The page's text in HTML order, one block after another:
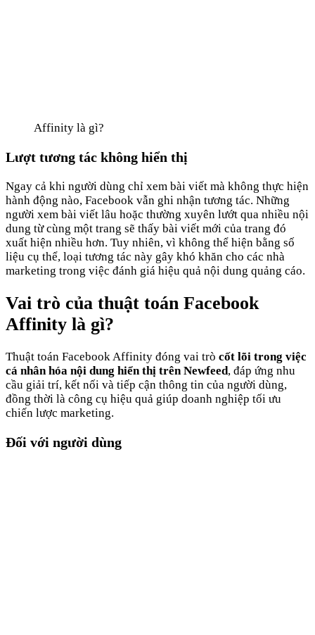
Affinity là gì?
Lượt tương tác không hiển thị
Ngay cả khi người dùng chỉ xem bài viết mà không thực hiện
hành động nào, Facebook vẫn ghi nhận tương tác. Những
người xem bài viết lâu hoặc thường xuyên lướt qua nhiều nội
dung từ cùng một trang sẽ thấy bài viết mới của trang đó
xuất hiện nhiều hơn. Tuy nhiên, vì không thể hiện bằng số
liệu cụ thể, loại tương tác này gây khó khăn cho các nhà
marketing trong việc đánh giá hiệu quả nội dung quảng cáo.
Vai trò của thuật toán Facebook
Affinity là gì?
Thuật toán Facebook Affinity đóng vai trò cốt lõi trong việc
cá nhân hóa nội dung hiển thị trên Newfeed, đáp ứng nhu
cầu giải trí, kết nối và tiếp cận thông tin của người dùng,
đồng thời là công cụ hiệu quả giúp doanh nghiệp tối ưu
chiến lược marketing.
Đối với người dùng